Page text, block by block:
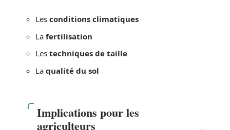
Les conditions climatiques
La fertilisation
Les techniques de taille
La qualité du sol
Implications pour les
agriculteurs